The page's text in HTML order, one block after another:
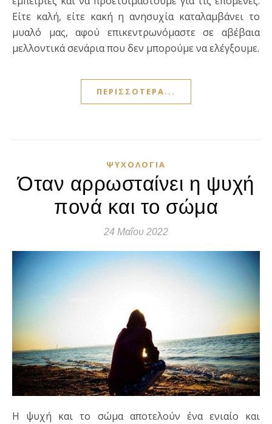
Είτε καλή, είτε κακή η ανησυχία καταλαμβάνει το
μυαλό μας, αφού επικεντρωνόμαστε σε αβέβαια
μελλοντικά σενάρια που δεν μπορούμε να ελέγξουμε.
ΠΕΡΙΣΣΌΤΕΡΑ...
ΨΥΧΟΛΟΓΊΑ
Όταν αρρωσταίνει η ψυχή
πονά και το σώμα
24 Μαΐου 2022
Η ψυχή και το σώμα αποτελούν ένα ενιαίο και